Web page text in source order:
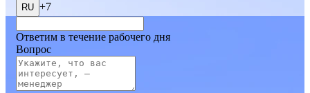
RU +7
Ответим в течение рабочего дня
Вопрос